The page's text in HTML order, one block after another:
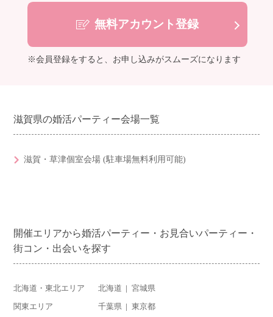
無料アカウント登録
※会員登録をすると、お申し込みがスムーズになります
滋賀県の婚活パーティー会場一覧
滋賀・草津個室会場 (駐車場無料利用可能)
開催エリアから婚活パーティー・お見合いパーティー・
街コン・出会いを探す
北海道・東北エリア 北海道 宮城県
関東エリア 千葉県 東京都